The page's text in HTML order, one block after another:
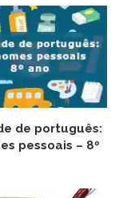
de português:
pessoais – 8º